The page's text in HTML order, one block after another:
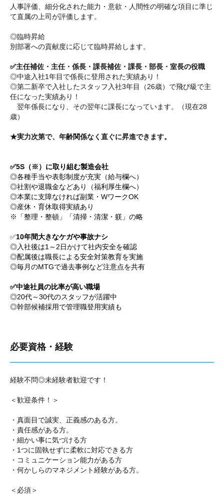
人事評価、細分化された能力・意欲・人間性の明確な項目に準じ
て直属の上司が評価します。
◎臨時昇給
別部署への貢献度に応じて臨時昇給します。
✅主任補佐・主任・係長・課長補佐・課長・部長・室長の役職
◎中途入社1年目で係長に登用された実績あり！
◎第二新卒で入社したスタッフ入社3年目（26歳）で飛び級で主
任になった実績あり！
翌年係長になり、その翌年に課長になっています。（現在28
歳）
★実力次第で、年齢関係なく直ぐに昇進できます。
✅5S（※）に取り組む製造会社
◎各種手当や表彰制度が充実（給与欄へ）
◎社割や退職金などあり（福利厚生欄へ）
◎本業に支障なければ副業・WワークOK
◎産休・育休取得実績あり
※「整理・整頓」「清掃・清潔・躾」の略
✅10年間大きなケガや事故ナシ
◎入社後は1～2日かけて社内安全を確認
◎配属後は職長による安全対策教育を実施
◎毎月のMTGで過去事例など注意点を共有
✅中途社員の比率が高い職場
◎20代～30代のスタッフが活躍中
◎幹部候補採用で管理職登用実績も
必要資格・経験
経験不問◎未経験者歓迎です！
＜歓迎条件！＞
・真面目で誠実、正義感のある方。
・責任感がある方。
・細かい事に気づける方
・1つに固執せずに柔軟に対応できる方
・コミュニケーション能力がある方
・何かしらのマネジメント経験がある方。
＜必須＞